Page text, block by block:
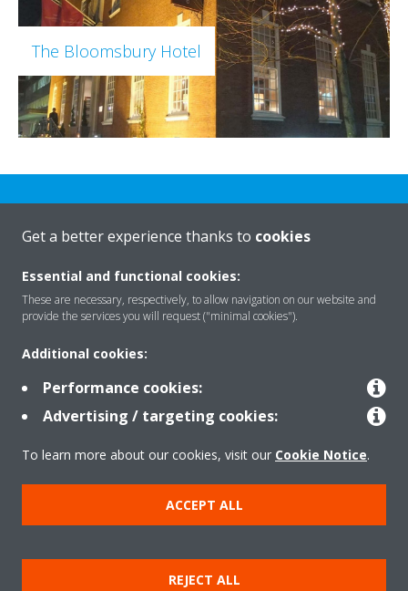
The Bloomsbury Hotel
Rreth nesh
Zgjidhje
Kontakti
Produktet
Njoftim ligjor
Njoftim për kukit
Get a better experience thanks to cookies
Essential and functional cookies:
These are necessary, respectively, to allow navigation on our website and
provide the services you will request ("minimal cookies").
Additional cookies:
Performance cookies:
Advertising / targeting cookies:
To learn more about our cookies, visit our Cookie Notice.
ACCEPT ALL
REJECT ALL